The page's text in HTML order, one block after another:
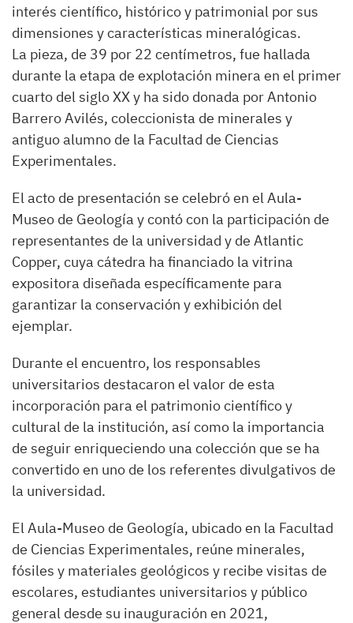
interés científico, histórico y patrimonial por sus
dimensiones y características mineralógicas.
La pieza, de 39 por 22 centímetros, fue hallada
durante la etapa de explotación minera en el primer
cuarto del siglo XX y ha sido donada por Antonio
Barrero Avilés, coleccionista de minerales y
antiguo alumno de la Facultad de Ciencias
Experimentales.
El acto de presentación se celebró en el Aula-
Museo de Geología y contó con la participación de
representantes de la universidad y de Atlantic
Copper, cuya cátedra ha financiado la vitrina
expositora diseñada específicamente para
garantizar la conservación y exhibición del
ejemplar.
Durante el encuentro, los responsables
universitarios destacaron el valor de esta
incorporación para el patrimonio científico y
cultural de la institución, así como la importancia
de seguir enriqueciendo una colección que se ha
convertido en uno de los referentes divulgativos de
la universidad.
El Aula-Museo de Geología, ubicado en la Facultad
de Ciencias Experimentales, reúne minerales,
fósiles y materiales geológicos y recibe visitas de
escolares, estudiantes universitarios y público
general desde su inauguración en 2021,